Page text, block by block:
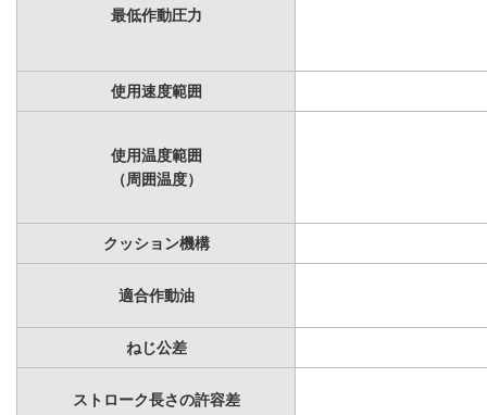
最低作動圧力
使用速度範囲
使用温度範囲
（周囲温度）
クッション機構
適合作動油
ねじ公差
ストローク長さの許容差